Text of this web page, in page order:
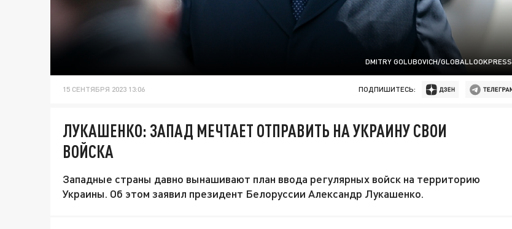
DMITRY GOLUBOVICH/GLOBALLOOKPRESS
15 СЕНТЯБРЯ 2023 13:06 ПОДПИШИТЕСЬ:
ЛУКАШЕНКО: ЗАПАД МЕЧТАЕТ ОТПРАВИТЬ НА УКРАИНУ СВОИ
ВОЙСКА
Западные страны давно вынашивают план ввода регулярных войск на территорию
Украины. Об этом заявил президент Белоруссии Александр Лукашенко.